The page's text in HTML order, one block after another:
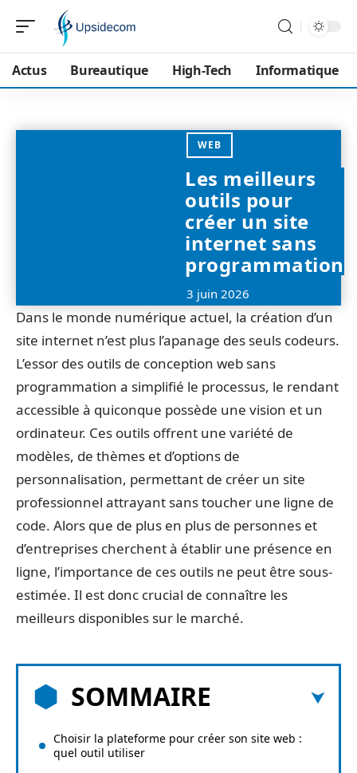
Actus Bureautique High-Tech Informatique
WEB
Les meilleurs
outils pour
créer un site
internet sans
programmation
3 juin 2026
Dans le monde numérique actuel, la création d’un
site internet n’est plus l’apanage des seuls codeurs.
L’essor des outils de conception web sans
programmation a simplifié le processus, le rendant
accessible à quiconque possède une vision et un
ordinateur. Ces outils offrent une variété de
modèles, de thèmes et d’options de
personnalisation, permettant de créer un site
professionnel attrayant sans toucher une ligne de
code. Alors que de plus en plus de personnes et
d’entreprises cherchent à établir une présence en
ligne, l’importance de ces outils ne peut être sous-
estimée. Il est donc crucial de connaître les
meilleurs disponibles sur le marché.
SOMMAIRE
Choisir la plateforme pour créer son site web :
quel outil utiliser